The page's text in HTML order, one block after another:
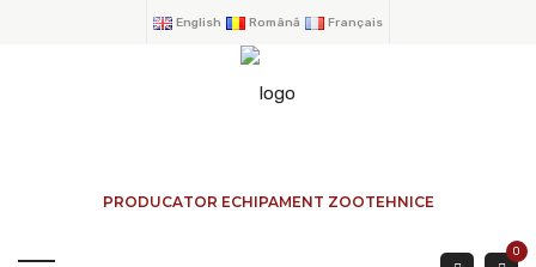
English Română Français
PRODUCATOR ECHIPAMENT ZOOTEHNICE
0